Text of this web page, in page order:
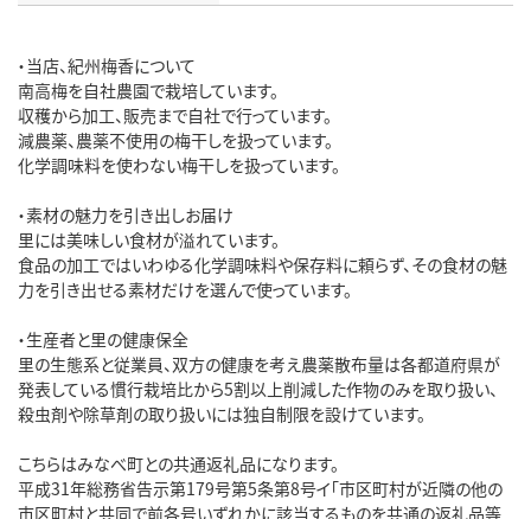
・当店、紀州梅香について
南高梅を自社農園で栽培しています。
収穫から加工、販売まで自社で行っています。
減農薬、農薬不使用の梅干しを扱っています。
化学調味料を使わない梅干しを扱っています。
・素材の魅力を引き出しお届け
里には美味しい食材が溢れています。
食品の加工ではいわゆる化学調味料や保存料に頼らず、その食材の魅
力を引き出せる素材だけを選んで使っています。
・生産者と里の健康保全
里の生態系と従業員、双方の健康を考え農薬散布量は各都道府県が
発表している慣行栽培比から5割以上削減した作物のみを取り扱い、
殺虫剤や除草剤の取り扱いには独自制限を設けています。
こちらはみなべ町との共通返礼品になります。
平成31年総務省告示第179号第5条第8号イ「市区町村が近隣の他の
市区町村と共同で前各号いずれかに該当するものを共通の返礼品等